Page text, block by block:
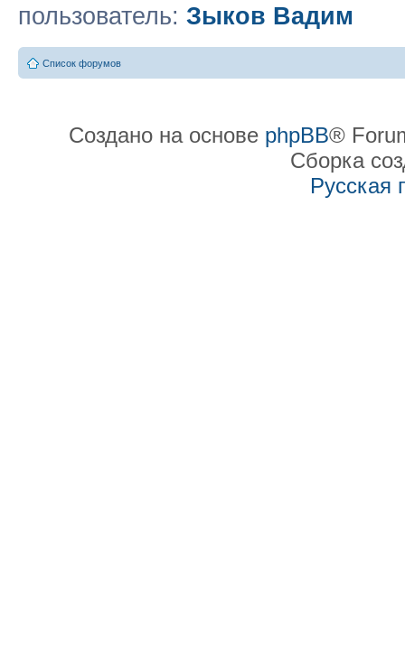
пользователь: Зыков Вадим
Список форумов
Создано на основе phpBB®
Сборка
Русская